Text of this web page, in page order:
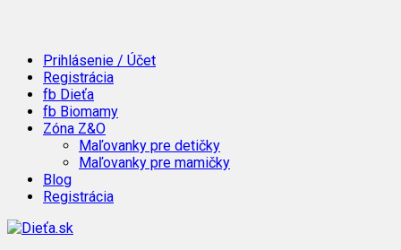
Prihlásenie / Účet
Registrácia
fb Dieťa
fb Biomamy
Zóna Z&O
Maľovanky pre detičky
Maľovanky pre mamičky
Blog
Registrácia